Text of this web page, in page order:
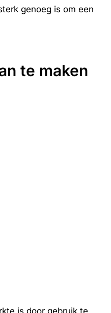
genoeg is om een
te maken
is door gebruik te